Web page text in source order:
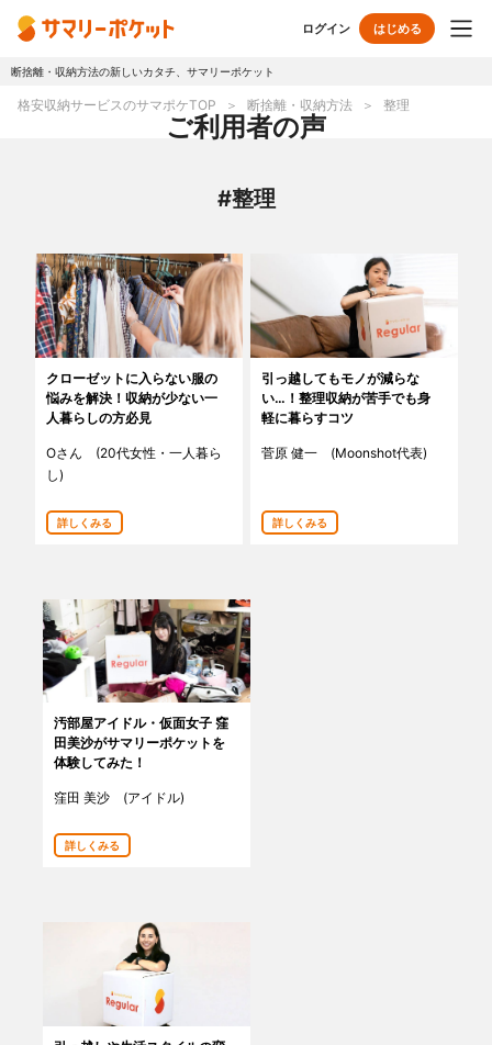
ログイン はじめる
オプションサービス
おしゃれ着保管 クリーニング
無酸素保管 布団クリーニング
ラグ・マットクリーニング シューズクリーニング
シューズリペア リユース・リサイクル
あんしんサポート
プラン診断
よくある質問
お知らせ・メディア情報
企業様へ
断捨離・収納方法の新しいカタチ、サマリーポケット
格安収納サービスのサマポケTOP 断捨離・収納方法 整理
ご利用者の声
#整理
クローゼットに入らない服の
悩みを解決！収納が少ない一
人暮らしの方必見
Oさん (20代女性・一人暮ら
し)
詳しくみる
引っ越してもモノが減らな
い…！整理収納が苦手でも身
軽に暮らすコツ
菅原 健一 (Moonshot代表)
詳しくみる
汚部屋アイドル・仮面女子 窪
田美沙がサマリーポケットを
体験してみた！
窪田 美沙 (アイドル)
詳しくみる